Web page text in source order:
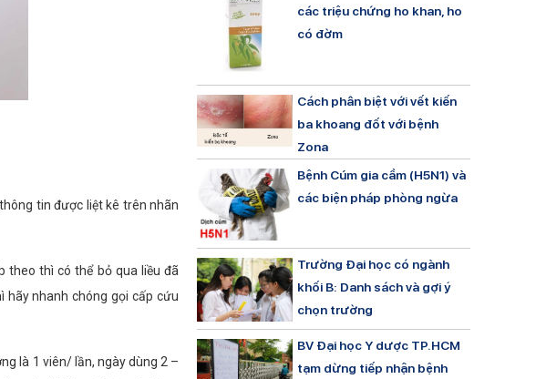
tin được liệt kê trên nhãn
theo thì có thể bỏ qua liều đã
hãy nhanh chóng gọi cấp cứu
là 1 viên/ lần, ngày dùng 2 –
các triệu chứng ho khan, ho
có đờm
Cách phân biệt với vết kiến
ba khoang đốt với bệnh
Zona
Bệnh Cúm gia cầm (H5N1) và
các biện pháp phòng ngừa
Trường Đại học có ngành
khối B: Danh sách và gợi ý
chọn trường
BV Đại học Y dược TP.HCM
tạm dừng tiếp nhận bệnh